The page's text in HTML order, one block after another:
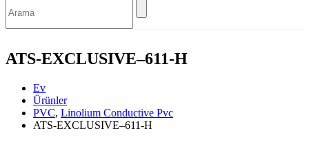
ATS-EXCLUSIVE–611-H
Ev
Ürünler
PVC, Linolium Conductive Pvc
ATS-EXCLUSIVE–611-H